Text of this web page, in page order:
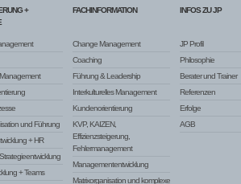
+
und Führung
+ HR
+ Teams
FACHINFORMATION
Change Management
Coaching
Führung & Leadership
Interkulturelles Management
Kundenorientierung
KVP, KAIZEN,
Effizienzsteigerung,
Fehlermanagement
Managemententwicklung
Matrixorganisation und komplexe
INFOS ZU JP
JP Profil
Philosophie
Berater und Trainer
Referenzen
Erfolge
AGB